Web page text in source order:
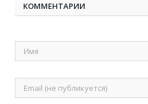
КОММЕНТАРИИ